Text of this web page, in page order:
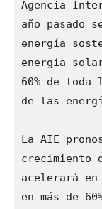
Agencia
año pasado
energía
energía
60% de toda
de las
La AIE
crecimiento
acelerará en
en más de